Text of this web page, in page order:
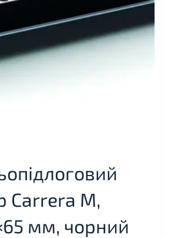
Carrera M,
мм, чорний